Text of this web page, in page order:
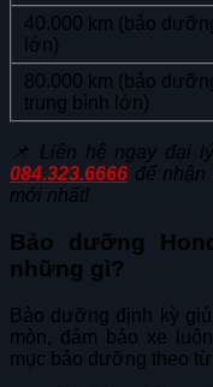
40.000 km (bảo
lớn)
80.000 km (bảo
trung bình lớn)
📌 Liên hệ ngay đại
084.323.6666 để
mới nhất!
Bảo dưỡng
những gì?
Bảo dưỡng định kỳ
mòn, đảm bảo xe
mục bảo dưỡng theo